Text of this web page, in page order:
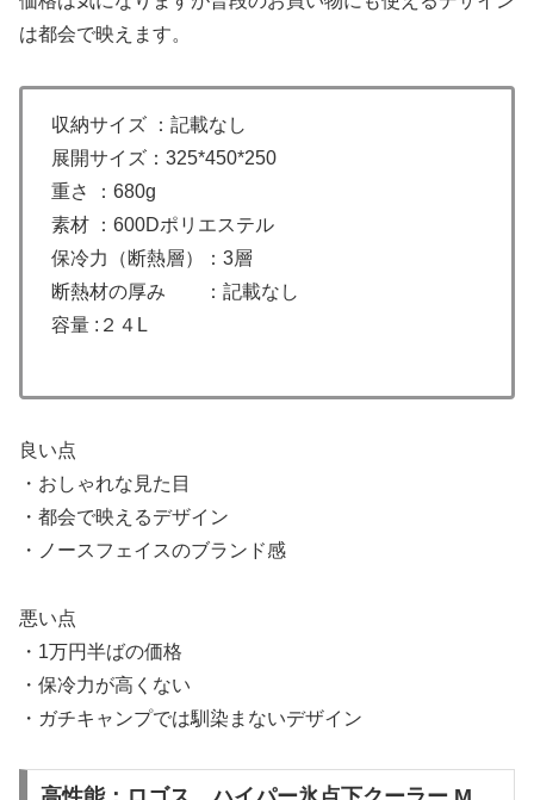
は都会で映えます。
収納サイズ ：記載なし
展開サイズ：325*450*250
重さ ：680g
素材 ：600Dポリエステル
保冷力（断熱層）：3層
断熱材の厚み ：記載なし
容量 :２４L
良い点
・おしゃれな見た目
・都会で映えるデザイン
・ノースフェイスのブランド感
悪い点
・1万円半ばの価格
・保冷力が高くない
・ガチキャンプでは馴染まないデザイン